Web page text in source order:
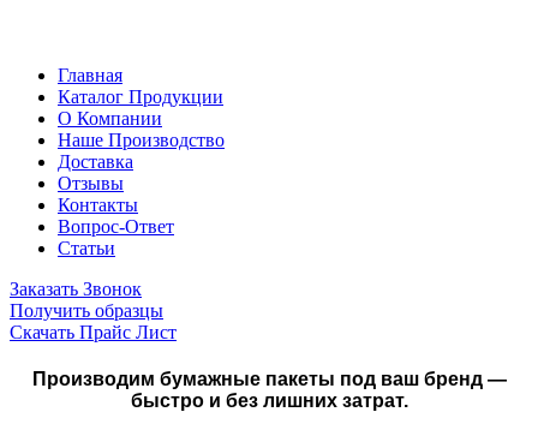
Главная
Каталог Продукции
О Компании
Наше Производство
Доставка
Отзывы
Контакты
Вопрос-Ответ
Статьи
Заказать Звонок
Получить образцы
Скачать Прайс Лист
Производим бумажные пакеты под ваш бренд —
быстро и без лишних затрат.